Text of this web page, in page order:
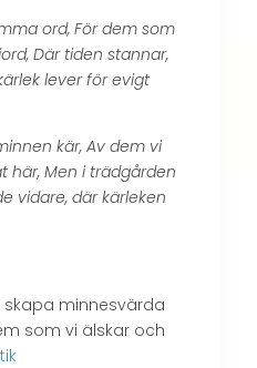
ord, För dem som
Där tiden stannar,
lever för evigt
kär, Av dem vi
här, Men i trädgården
vidare, där kärleken
minnesvärda
som vi älskar och